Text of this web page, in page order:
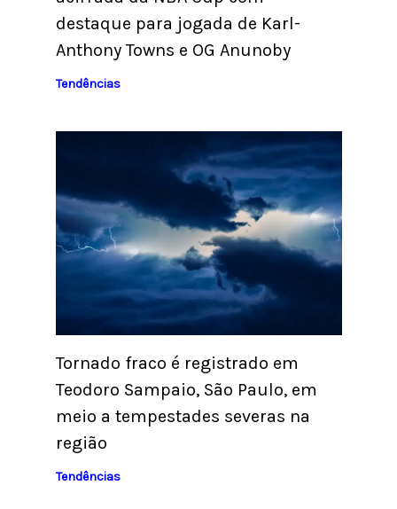
destaque para jogada de Karl-
Anthony Towns e OG Anunoby
Tendências
Tornado fraco é registrado em
Teodoro Sampaio, São Paulo, em
meio a tempestades severas na
região
Tendências